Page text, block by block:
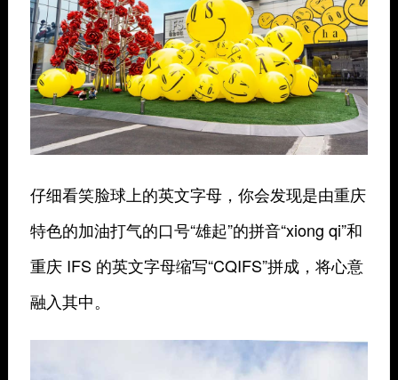
仔细看笑脸球上的英文字母，你会发现是由重庆
特色的加油打气的口号“雄起”的拼音“xiong qi”和
重庆 IFS 的英文字母缩写“CQIFS”拼成，将心意
融入其中。